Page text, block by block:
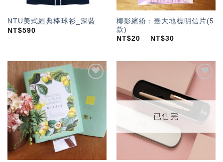
NTU美式經典棒球衫_深藍
NT$590
椰影繽紛：臺大地標明信片(5
款)
NT$20 – NT$30
望輕
單」
望輕
單」
已售完